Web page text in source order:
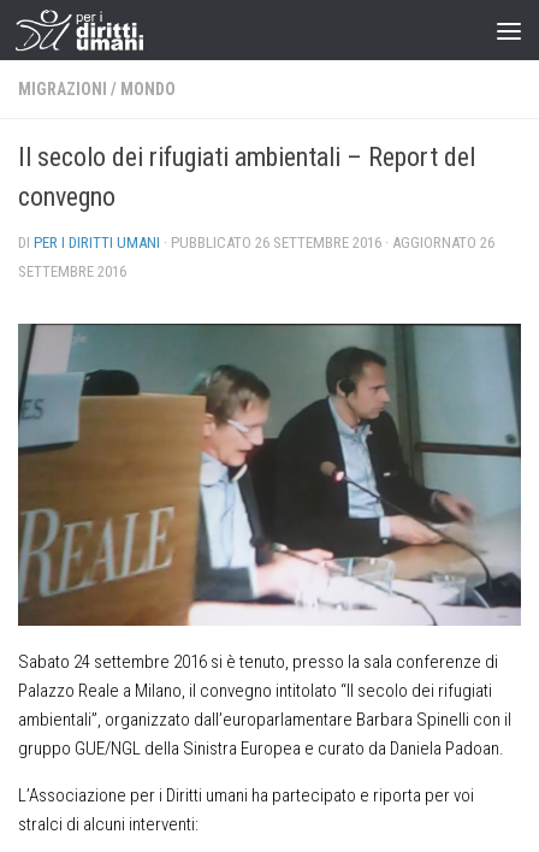
MIGRAZIONI / MONDO
Il secolo dei rifugiati ambientali – Report del
convegno
DI PER I DIRITTI UMANI · PUBBLICATO 26 SETTEMBRE 2016 · AGGIORNATO 26
SETTEMBRE 2016
Sabato 24 settembre 2016 si è tenuto, presso la sala conferenze di
Palazzo Reale a Milano, il convegno intitolato “Il secolo dei rifugiati
ambientali”, organizzato dall’europarlamentare Barbara Spinelli con il
gruppo GUE/NGL della Sinistra Europea e curato da Daniela Padoan.
L’Associazione per i Diritti umani ha partecipato e riporta per voi
stralci di alcuni interventi: